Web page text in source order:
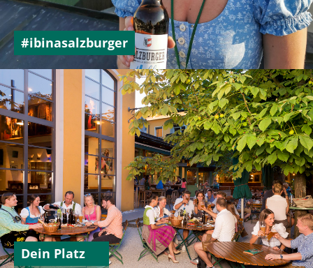
+43 662 872 246
prost@dieweisse.at
Rupertgasse 10, 5020 Salzburg
#ibinasalzburger
Dein Platz